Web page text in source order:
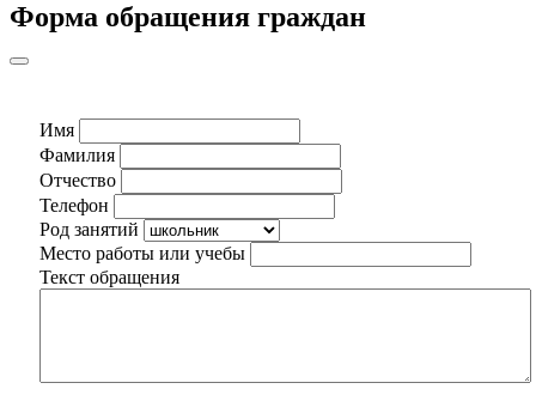
Форма обращения граждан
Имя
Фамилия
Отчество
Телефон
Род занятий
Место работы или учебы
Текст обращения